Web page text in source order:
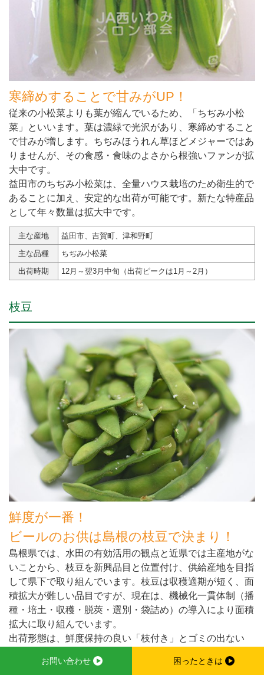
寒締めすることで甘みがUP！
従来の小松菜よりも葉が縮んでいるため、「ちぢみ小松
菜」といいます。葉は濃緑で光沢があり、寒締めすること
で甘みが増します。ちぢみほうれん草ほどメジャーではあ
りませんが、その食感・食味のよさから根強いファンが拡
大中です。
益田市のちぢみ小松菜は、全量ハウス栽培のため衛生的で
あることに加え、安定的な出荷が可能です。新たな特産品
として年々数量は拡大中です。
主な産地
益田市、吉賀町、津和野町
主な品種
ちぢみ小松菜
出荷時期
12月～翌3月中旬（出荷ピークは1月～2月）
枝豆
鮮度が一番！
ビールのお供は島根の枝豆で決まり！
島根県では、水田の有効活用の観点と近県では主産地がな
いことから、枝豆を新興品目と位置付け、供給産地を目指
して県下で取り組んでいます。枝豆は収穫適期が短く、面
積拡大が難しい品目ですが、現在は、機械化一貫体制（播
種・培土・収穫・脱莢・選別・袋詰め）の導入により面積
拡大に取り組んでいます。
出荷形態は、鮮度保持の良い「枝付き」とゴミの出ない
行っています。
お問い合わせ 困ったときは